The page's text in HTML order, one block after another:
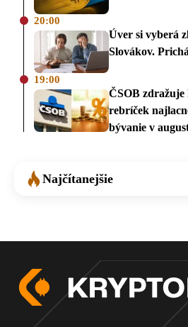
20:00
Úver si vyberá
Slovákov.
19:00
ČSOB zdražuje
rebríček
bývanie v
Najčítanejšie